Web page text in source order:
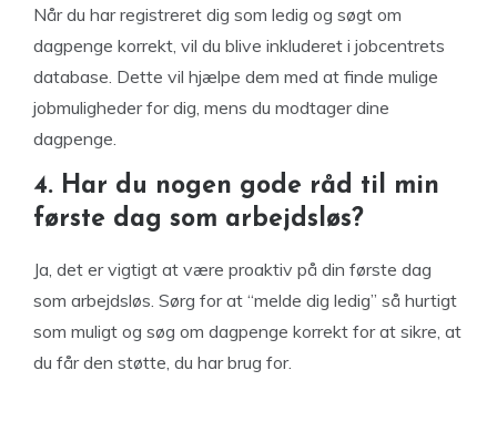
Når du har registreret dig som ledig og søgt om
dagpenge korrekt, vil du blive inkluderet i jobcentrets
database. Dette vil hjælpe dem med at finde mulige
jobmuligheder for dig, mens du modtager dine
dagpenge.
4. Har du nogen gode råd til min
første dag som arbejdsløs?
Ja, det er vigtigt at være proaktiv på din første dag
som arbejdsløs. Sørg for at “melde dig ledig” så hurtigt
som muligt og søg om dagpenge korrekt for at sikre, at
du får den støtte, du har brug for.